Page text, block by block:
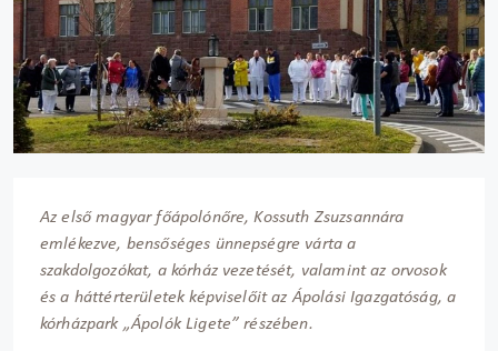
Az első magyar főápolónőre, Kossuth Zsuzsannára
emlékezve, bensőséges ünnepségre várta a
szakdolgozókat, a kórház vezetését, valamint az orvosok
és a háttérterületek képviselőit az Ápolási Igazgatóság, a
kórházpark „Ápolók Ligete” részében.